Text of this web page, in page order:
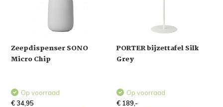
Zeepdispenser SONO
Micro Chip
Op voorraad
€ 34,95
PORTER bijzettafel Silk
Grey
Op voorraad
€ 189,-